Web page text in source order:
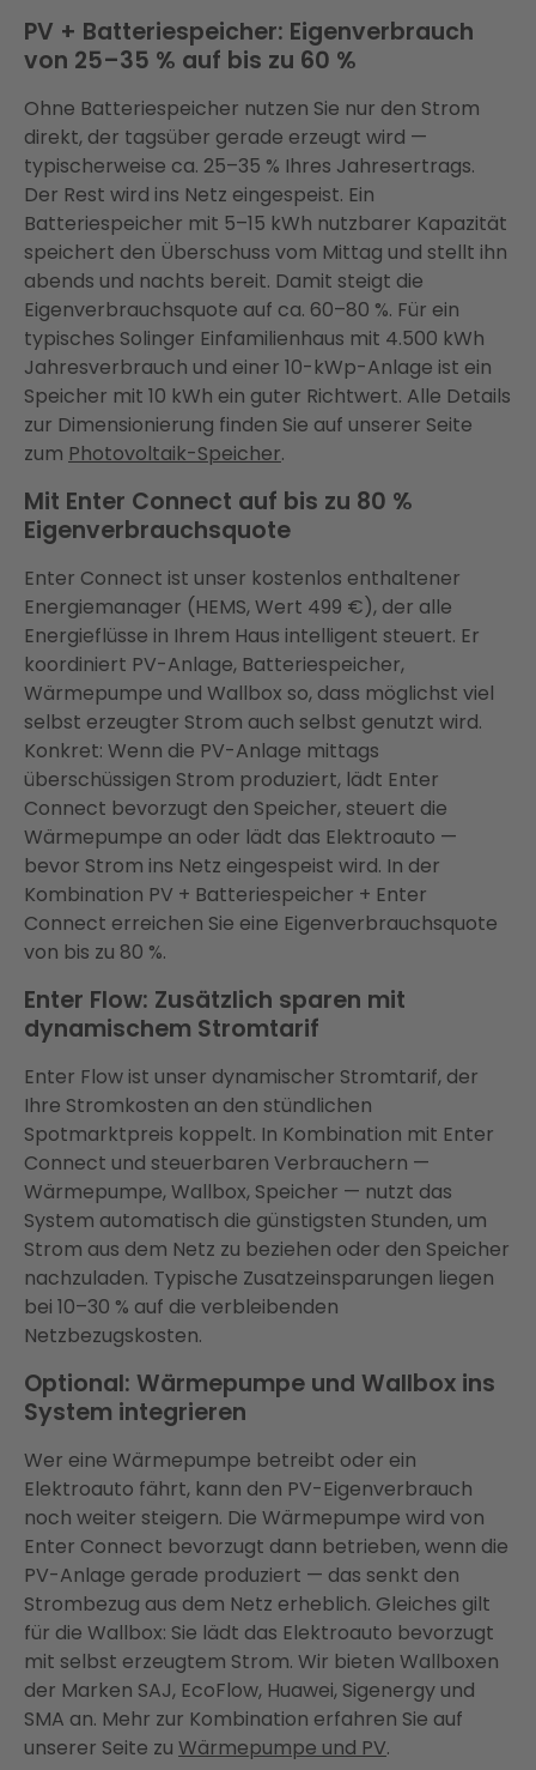
PV + Batteriespeicher: Eigenverbrauch
von 25–35 % auf bis zu 60 %
Ohne Batteriespeicher nutzen Sie nur den Strom
direkt, der tagsüber gerade erzeugt wird —
typischerweise ca. 25–35 % Ihres Jahresertrags.
Der Rest wird ins Netz eingespeist. Ein
Batteriespeicher mit 5–15 kWh nutzbarer Kapazität
speichert den Überschuss vom Mittag und stellt ihn
abends und nachts bereit. Damit steigt die
Eigenverbrauchsquote auf ca. 60–80 %. Für ein
typisches Solinger Einfamilienhaus mit 4.500 kWh
Jahresverbrauch und einer 10-kWp-Anlage ist ein
Speicher mit 10 kWh ein guter Richtwert. Alle Details
zur Dimensionierung finden Sie auf unserer Seite
zum Photovoltaik-Speicher.
Mit Enter Connect auf bis zu 80 %
Eigenverbrauchsquote
Enter Connect ist unser kostenlos enthaltener
Energiemanager (HEMS, Wert 499 €), der alle
Energieflüsse in Ihrem Haus intelligent steuert. Er
koordiniert PV-Anlage, Batteriespeicher,
Wärmepumpe und Wallbox so, dass möglichst viel
selbst erzeugter Strom auch selbst genutzt wird.
Konkret: Wenn die PV-Anlage mittags
überschüssigen Strom produziert, lädt Enter
Connect bevorzugt den Speicher, steuert die
Wärmepumpe an oder lädt das Elektroauto —
bevor Strom ins Netz eingespeist wird. In der
Kombination PV + Batteriespeicher + Enter
Connect erreichen Sie eine Eigenverbrauchsquote
von bis zu 80 %.
Enter Flow: Zusätzlich sparen mit
dynamischem Stromtarif
Enter Flow ist unser dynamischer Stromtarif, der
Ihre Stromkosten an den stündlichen
Spotmarktpreis koppelt. In Kombination mit Enter
Connect und steuerbaren Verbrauchern —
Wärmepumpe, Wallbox, Speicher — nutzt das
System automatisch die günstigsten Stunden, um
Strom aus dem Netz zu beziehen oder den Speicher
nachzuladen. Typische Zusatzeinsparungen liegen
bei 10–30 % auf die verbleibenden
Netzbezugskosten.
Optional: Wärmepumpe und Wallbox ins
System integrieren
Wer eine Wärmepumpe betreibt oder ein
Elektroauto fährt, kann den PV-Eigenverbrauch
noch weiter steigern. Die Wärmepumpe wird von
Enter Connect bevorzugt dann betrieben, wenn die
PV-Anlage gerade produziert — das senkt den
Strombezug aus dem Netz erheblich. Gleiches gilt
für die Wallbox: Sie lädt das Elektroauto bevorzugt
mit selbst erzeugtem Strom. Wir bieten Wallboxen
der Marken SAJ, EcoFlow, Huawei, Sigenergy und
SMA an. Mehr zur Kombination erfahren Sie auf
unserer Seite zu Wärmepumpe und PV.